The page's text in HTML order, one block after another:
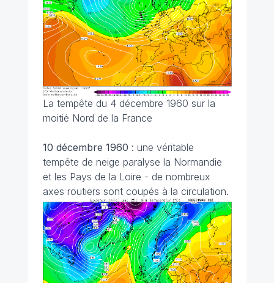
La tempête du 4 décembre 1960 sur la
moitié Nord de la France
10 décembre 1960 : une véritable
tempête de neige paralyse la Normandie
et les Pays de la Loire - de nombreux
axes routiers sont coupés à la circulation.